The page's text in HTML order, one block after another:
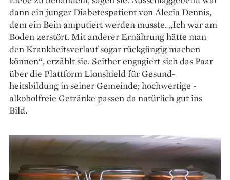
dann ein junger Diabetespatient von Alecia ­Dennis,
dem ein Bein amputiert werden musste. „Ich war am
Boden zerstört. Mit anderer Ernährung hätte man
den Krankheitsverlauf sogar rückgängig machen
können“, erzählt sie. Seither engagiert sich das Paar
über die Plattform Lionshield für Gesund­
heitsbildung in seiner Gemeinde; hochwertige ­
alkoholfreie Getränke passen da natürlich gut ins
Bild.